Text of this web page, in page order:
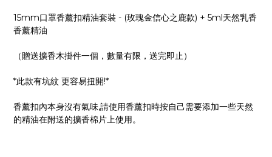
15mm口罩香薰扣精油套裝 - (玫瑰金信心之鹿款) + 5ml天然乳香
香薰精油
（贈送擴香木掛件一個，數量有限，送完即止）
*此款有坑紋 更容易扭開!*
香薰扣內本身沒有氣味,請使用香薰扣時按自己需要添加一些天然
的精油在附送的擴香棉片上使用。